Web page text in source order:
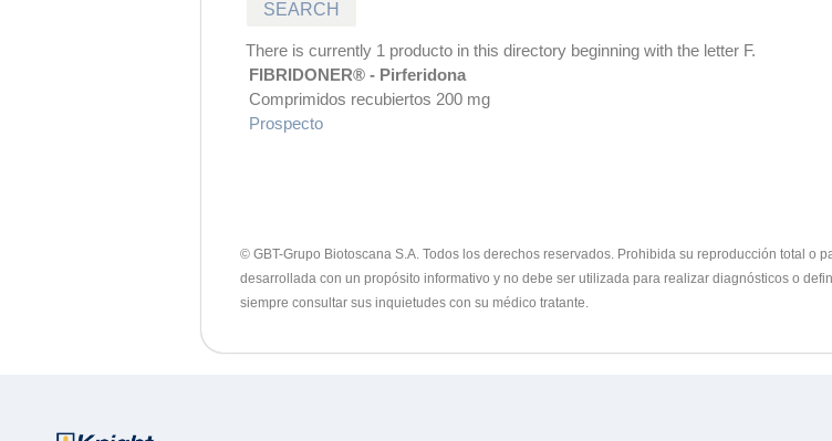
There is currently 1 producto in this directory beginning with the letter F.
FIBRIDONER® - Pirferidona
Comprimidos recubiertos 200 mg
Prospecto
© GBT-Grupo Biotoscana S.A. Todos los derechos reservados. Prohibida su reproducción total o
desarrollada con un propósito informativo y no debe ser utilizada para realizar diagnósticos o
siempre consultar sus inquietudes con su médico tratante.